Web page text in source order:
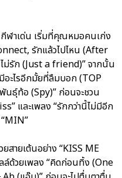
ฬาเด่น เริ่มที่คุณหมอคนเก่ง
รักแล้วไปไหน (After
ม่รัก (Just a friend)” จากนั้น
อะไรอีกมั้ยที่ลืมบอก (TOP
นธุ์ท้อ (Spy)” ก่อนจะชวน
และเพลง “รักกว่านี้ไม่มีอีก
สายเต้นอย่าง “KISS ME
ล์ด้วยเพลง “คิดก่อนทิ้ง (One